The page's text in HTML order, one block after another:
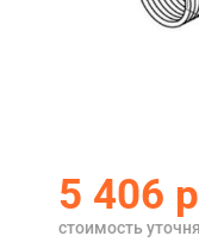
Кредит
О компании
5 406
стоимость